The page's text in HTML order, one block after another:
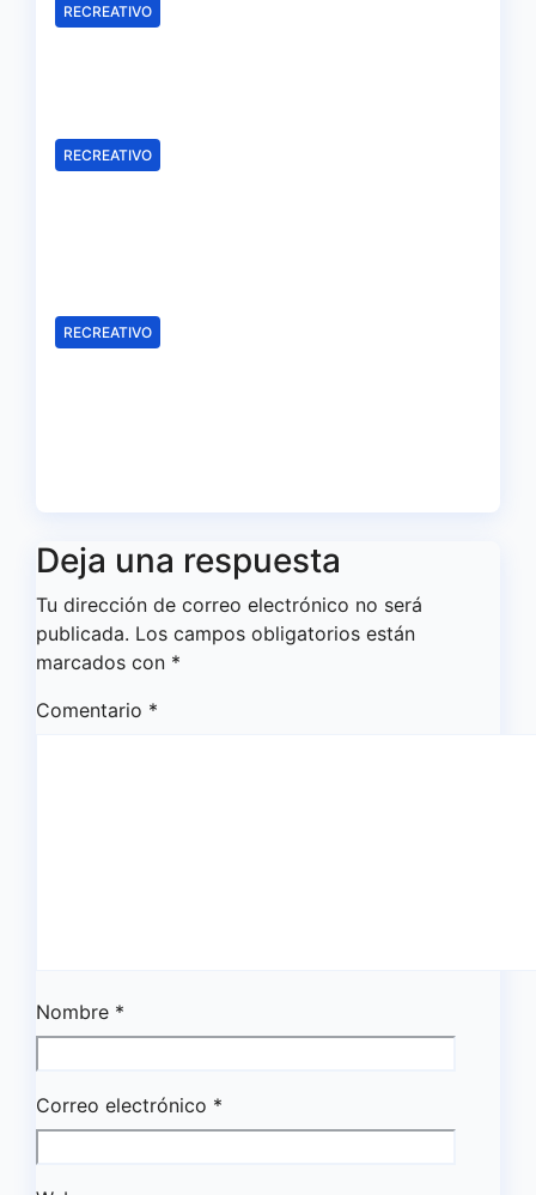
RECREATIVO
RECREATIVO
RECREATIVO
Deja una respuesta
Tu dirección de correo electrónico no será
publicada. Los campos obligatorios están
marcados con *
Comentario *
Nombre *
Correo electrónico *